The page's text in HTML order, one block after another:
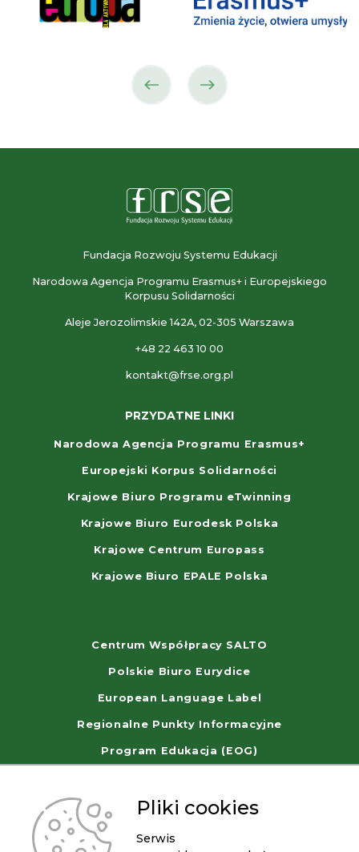
poprzedni
następny
Fundacja Rozwoju Systemu Edukacji
Narodowa Agencja Programu Erasmus+ i Europejskiego
Korpusu Solidarności
Aleje Jerozolimskie 142A, 02-305 Warszawa
+48 22 463 10 00
kontakt@frse.org.pl
PRZYDATNE LINKI
Narodowa Agencja Programu Erasmus+
Europejski Korpus Solidarności
Krajowe Biuro Programu eTwinning
Krajowe Biuro Eurodesk Polska
Krajowe Centrum Europass
Krajowe Biuro EPALE Polska
Centrum Współpracy SALTO
Polskie Biuro Eurydice
European Language Label
Regionalne Punkty Informacyjne
Program Edukacja (EOG)
Pliki cookies
Serwis